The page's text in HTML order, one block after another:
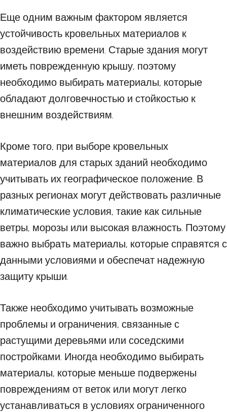
Еще одним важным фактором является
устойчивость кровельных материалов к
воздействию времени. Старые здания могут
иметь поврежденную крышу, поэтому
необходимо выбирать материалы, которые
обладают долговечностью и стойкостью к
внешним воздействиям.
Кроме того, при выборе кровельных
материалов для старых зданий необходимо
учитывать их географическое положение. В
разных регионах могут действовать различные
климатические условия, такие как сильные
ветры, морозы или высокая влажность. Поэтому
важно выбрать материалы, которые справятся с
данными условиями и обеспечат надежную
защиту крыши.
Также необходимо учитывать возможные
проблемы и ограничения, связанные с
растущими деревьями или соседскими
постройками. Иногда необходимо выбирать
материалы, которые меньше подвержены
повреждениям от веток или могут легко
устанавливаться в условиях ограниченного